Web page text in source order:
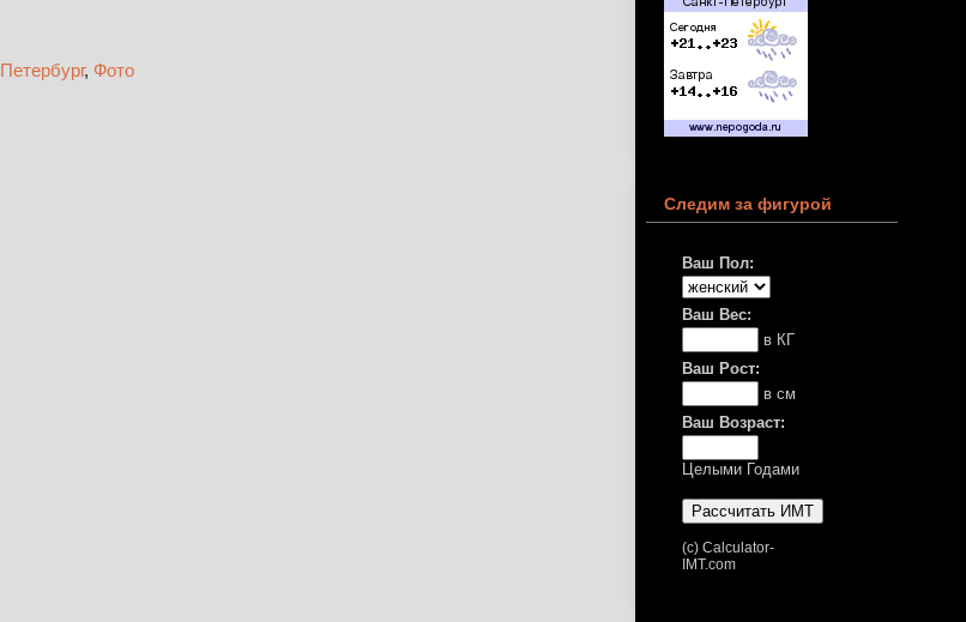
Петербург, Фото
Следим за фигурой
Ваш Пол:
Ваш Вес:
в КГ
Ваш Рост:
в см
Ваш Возраст:
Целыми Годами
(c) Calculator-
IMT.com